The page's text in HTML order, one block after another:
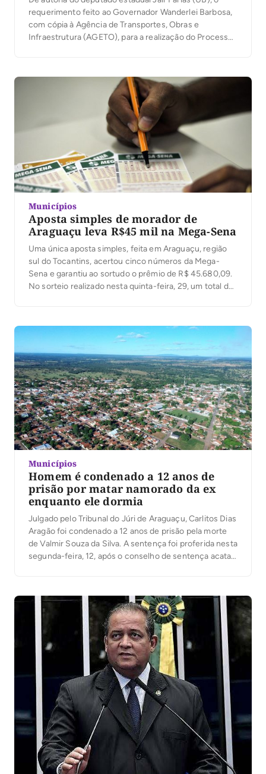
requerimento feito ao Governador Wanderlei Barbosa,
com cópia à Agência de Transportes, Obras e
Infraestrutura (AGETO), para a realização do Processo
Araguaçu do Tocantins a Novo Planalto – GO, […]
Municípios
Aposta simples de morador de
Araguaçu leva R$45 mil na Mega-Sena
Uma única aposta simples, feita em Araguaçu, região
sul do Tocantins, acertou cinco números da Mega-
Sena e garantiu ao sortudo o prêmio de R$ 45.680,09.
No sorteio realizado nesta quinta-feira, 29, um total de
foram: 41 – 22 – […]
Municípios
Homem é condenado a 12 anos de
prisão por matar namorado da ex
enquanto ele dormia
Julgado pelo Tribunal do Júri de Araguaçu, Carlitos Dias
Aragão foi condenado a 12 anos de prisão pela morte
de Valmir Souza da Silva. A sentença foi proferida nesta
segunda-feira, 12, após o conselho de sentença acatar
réu […]